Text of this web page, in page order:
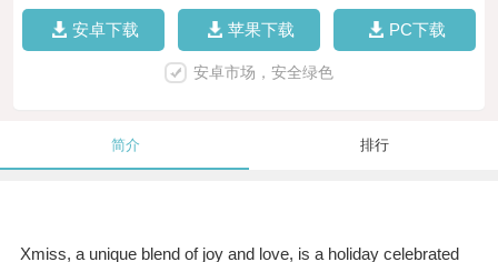
安卓下载 苹果下载 PC下载
安卓市场，安全绿色
简介 排行
Xmiss, a unique blend of joy and love, is a holiday celebrated